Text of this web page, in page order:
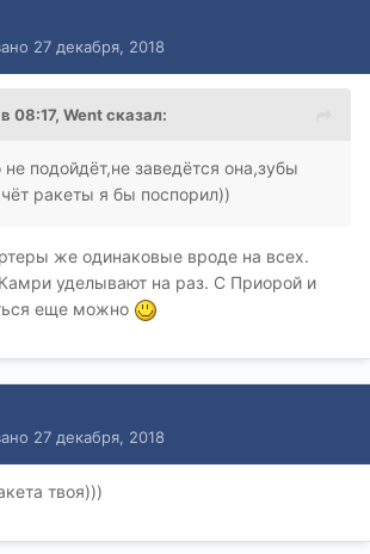
27 декабря, 2018
08:17, Wentсказал:
подойдёт,не заведётся она,зубы
ракеты я бы поспорил))
же одинаковые вроде на всех.
уделывают на раз. С Приорой и
еще можно
27 декабря, 2018
твоя)))